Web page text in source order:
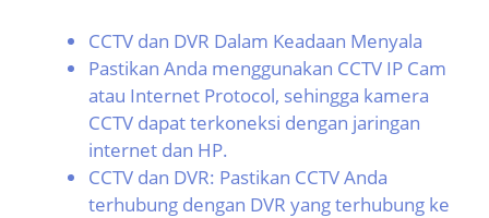
CCTV dan DVR Dalam Keadaan Menyala
Pastikan Anda menggunakan CCTV IP Cam
atau Internet Protocol, sehingga kamera
CCTV dapat terkoneksi dengan jaringan
internet dan HP.
CCTV dan DVR: Pastikan CCTV Anda
terhubung dengan DVR yang terhubung ke